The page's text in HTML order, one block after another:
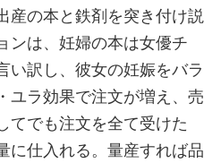
産の本と鉄剤を突き付け説
ンは、妊婦の本は女優チ
い訳し、彼女の妊娠をバラ
ユラ効果で注文が増え、売
てでも注文を全て受けた
に仕入れる。量産すれば品